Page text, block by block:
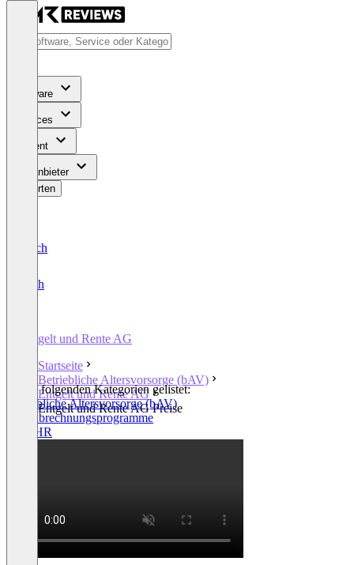
Software
Services
Content
Für Anbieter
Bewerten
Deutsch
English
Entgelt und Rente AG
Startseite
Betriebliche Altersvorsorge (bAV)
Entgelt und Rente AG
Entgelt und Rente AG Preise
In den folgenden Kategorien gelistet:
Betriebliche Altersvorsorge (bAV)
Lohnabrechnungsprogramme
Core HR